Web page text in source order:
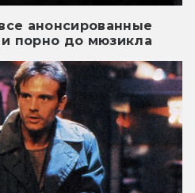
анонсированные
порно до мюзикла